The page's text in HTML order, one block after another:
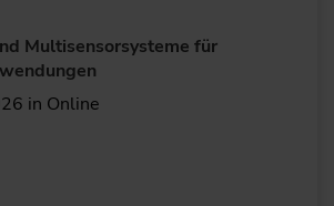
Multisensorsysteme für
in Online